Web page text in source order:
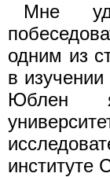
Мне
одним из
в
Юблен
институте